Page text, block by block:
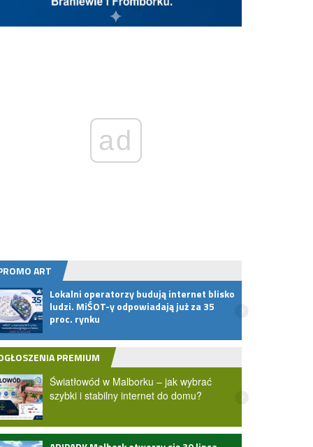
ad
ART
Lokalni operatorzy budują internet blisko
ludzi. MiŚOT-y odpowiadają już za 35
proc. rynku
PREMIUM
Światłowód w Malborku – jak wybrać
szybki i stabilny internet do domu?